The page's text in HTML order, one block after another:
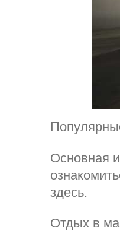
Основная
здесь.
Отдых в